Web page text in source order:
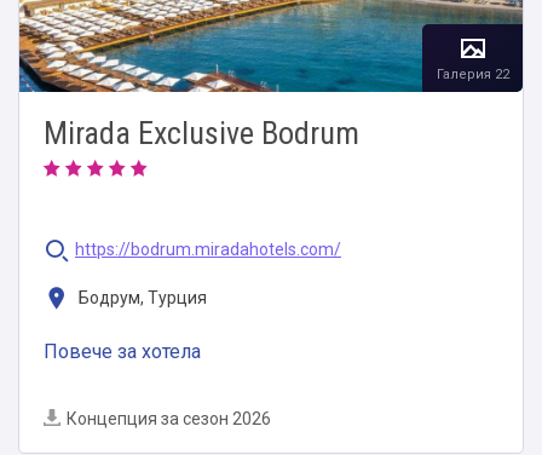
Mirada Exclusive Bodrum
https://bodrum.miradahotels.com/
Бодрум, Турция
Повече за хотела
Концепция за сезон 2026
Галерия 22